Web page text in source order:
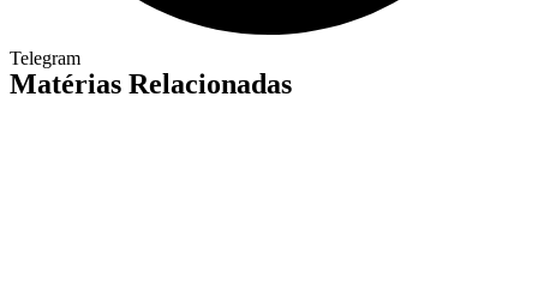
Telegram
Matérias Relacionadas